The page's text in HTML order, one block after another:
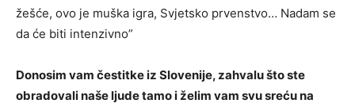
žešće, ovo je muška igra, Svjetsko prvenstvo… Nadam se
da će biti intenzivno”
Donosim vam čestitke iz Slovenije, zahvalu što ste
obradovali naše ljude tamo i želim vam svu sreću na